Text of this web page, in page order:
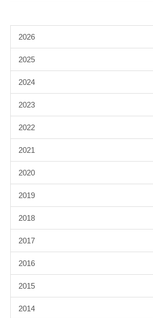
2026
2025
2024
2023
2022
2021
2020
2019
2018
2017
2016
2015
2014